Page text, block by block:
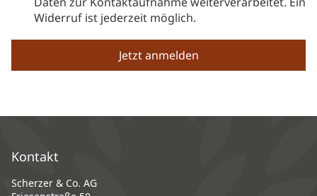
Widerruf ist jederzeit möglich.
Kontakt
Scherzer & Co. AG